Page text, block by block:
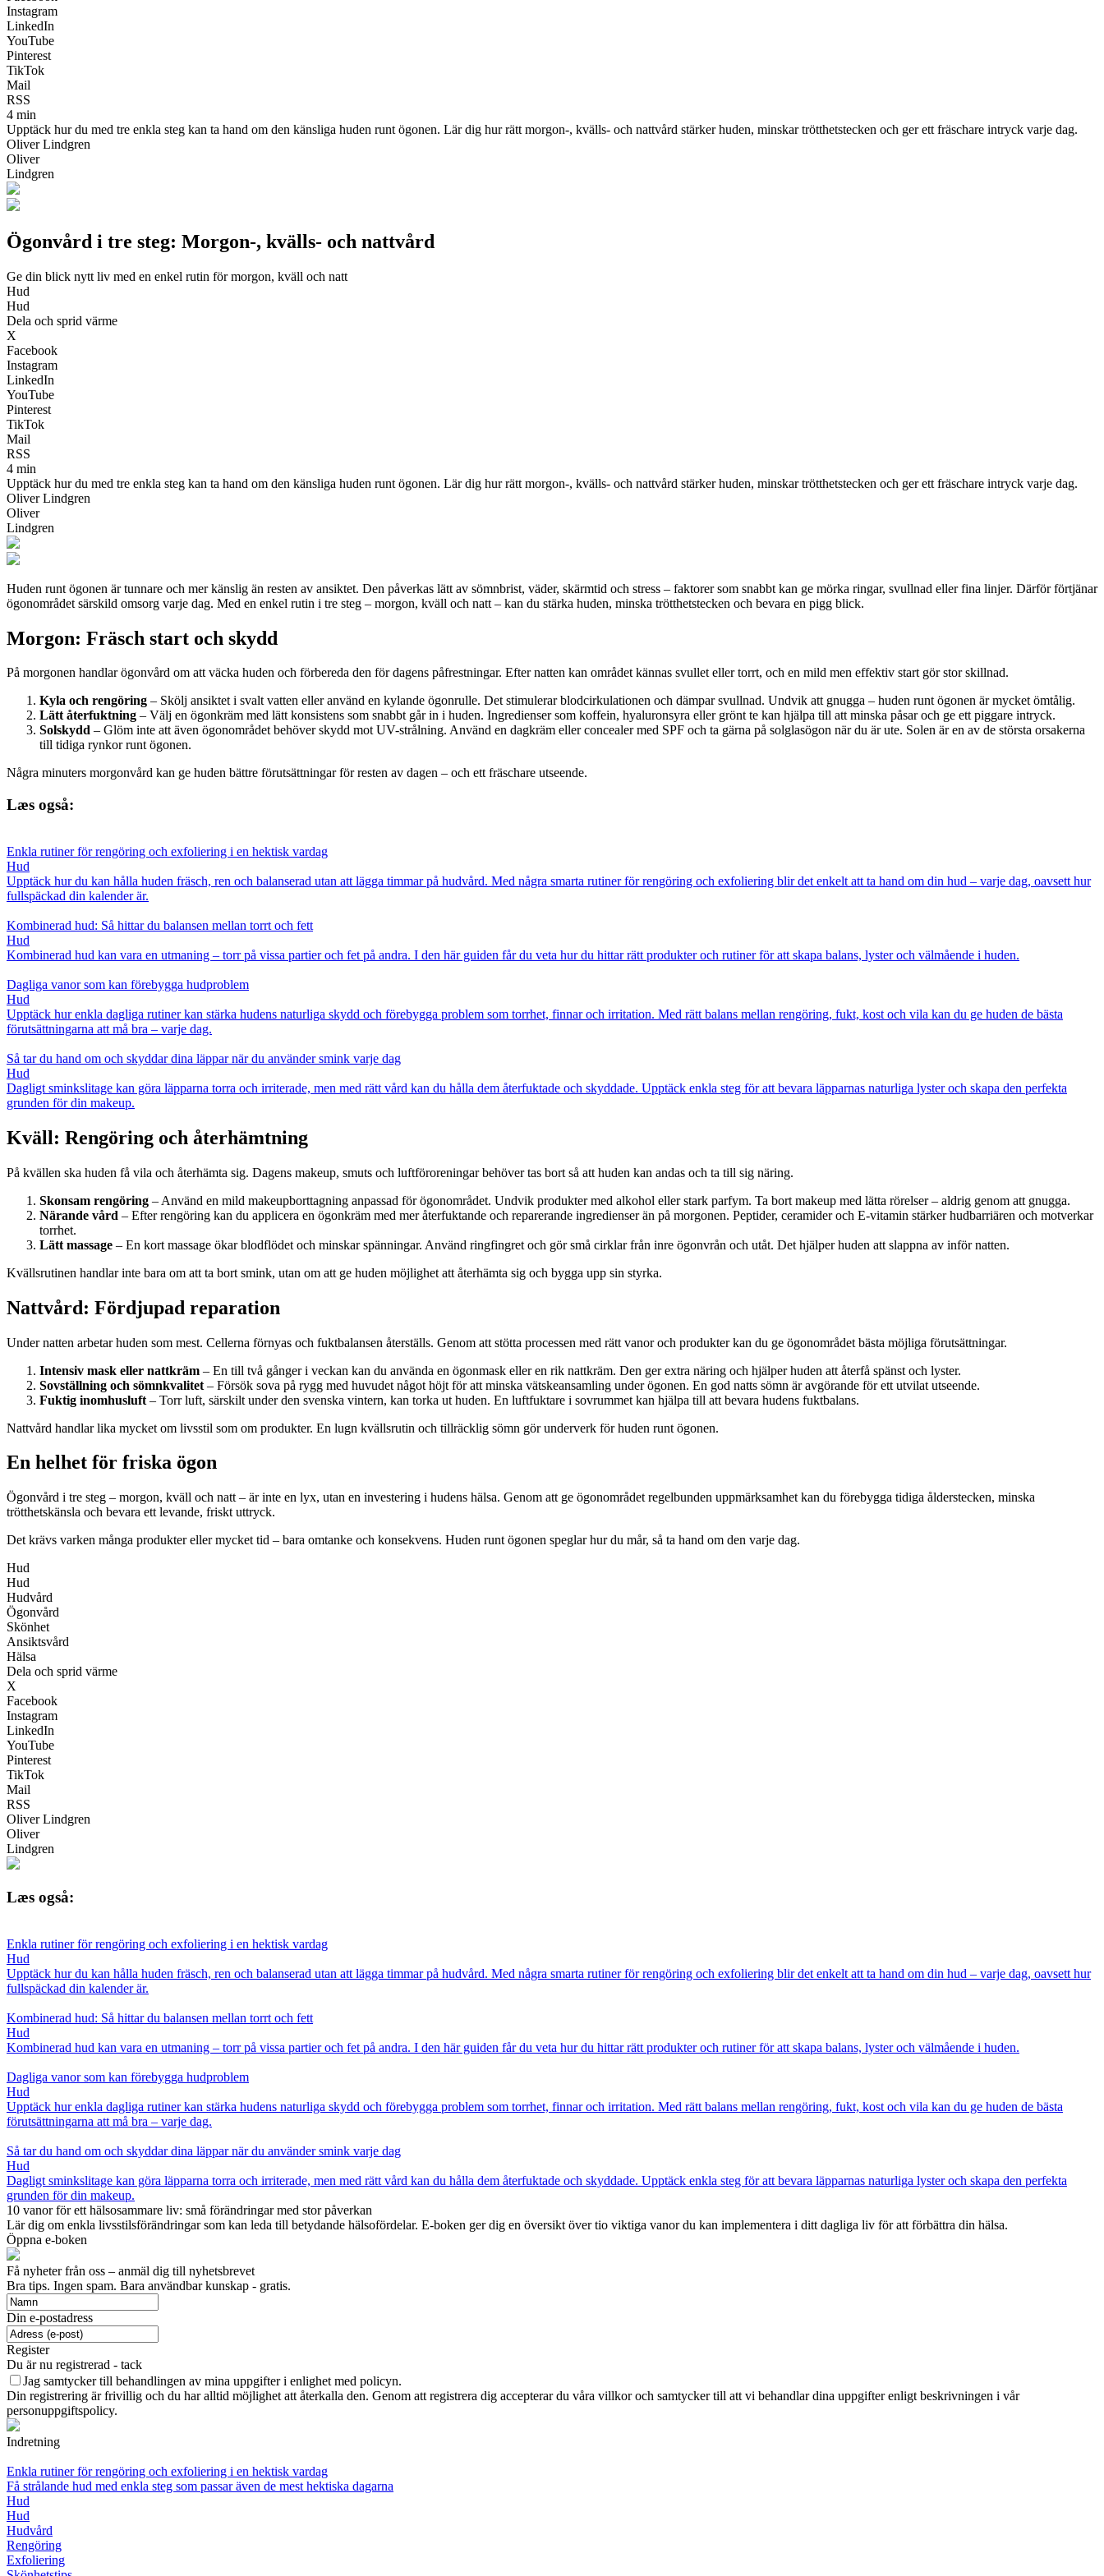
Instagram
LinkedIn
YouTube
Pinterest
TikTok
Mail
RSS
4 min
Upptäck hur du med tre enkla steg kan ta hand om den känsliga huden runt ögonen. Lär dig hur rätt morgon-, kvälls- och nattvård stärker huden, minskar trötthetstecken och ger ett fräschare intryck varje dag.
Oliver Lindgren
Oliver
Lindgren
Ögonvård i tre steg: Morgon-, kvälls- och nattvård
Ge din blick nytt liv med en enkel rutin för morgon, kväll och natt
Hud
Hud
Dela och sprid värme
X
Facebook
Instagram
LinkedIn
YouTube
Pinterest
TikTok
Mail
RSS
4 min
Upptäck hur du med tre enkla steg kan ta hand om den känsliga huden runt ögonen. Lär dig hur rätt morgon-, kvälls- och nattvård stärker huden, minskar trötthetstecken och ger ett fräschare intryck varje dag.
Oliver Lindgren
Oliver
Lindgren
Huden runt ögonen är tunnare och mer känslig än resten av ansiktet. Den påverkas lätt av sömnbrist, väder, skärmtid och stress – faktorer som snabbt kan ge mörka ringar, svullnad eller fina linjer. Därför förtjänar
ögonområdet särskild omsorg varje dag. Med en enkel rutin i tre steg – morgon, kväll och natt – kan du stärka huden, minska trötthetstecken och bevara en pigg blick.
Morgon: Fräsch start och skydd
På morgonen handlar ögonvård om att väcka huden och förbereda den för dagens påfrestningar. Efter natten kan området kännas svullet eller torrt, och en mild men effektiv start gör stor skillnad.
Kyla och rengöring – Skölj ansiktet i svalt vatten eller använd en kylande ögonrulle. Det stimulerar blodcirkulationen och dämpar svullnad. Undvik att gnugga – huden runt ögonen är mycket ömtålig.
Lätt återfuktning – Välj en ögonkräm med lätt konsistens som snabbt går in i huden. Ingredienser som koffein, hyaluronsyra eller grönt te kan hjälpa till att minska påsar och ge ett piggare intryck.
Solskydd – Glöm inte att även ögonområdet behöver skydd mot UV-strålning. Använd en dagkräm eller concealer med SPF och ta gärna på solglasögon när du är ute. Solen är en av de största orsakerna
till tidiga rynkor runt ögonen.
Några minuters morgonvård kan ge huden bättre förutsättningar för resten av dagen – och ett fräschare utseende.
Læs også:
Enkla rutiner för rengöring och exfoliering i en hektisk vardag
Hud
Upptäck hur du kan hålla huden fräsch, ren och balanserad utan att lägga timmar på hudvård. Med några smarta rutiner för rengöring och exfoliering blir det enkelt att ta hand om din hud – varje dag, oavsett hur
fullspäckad din kalender är.
Kombinerad hud: Så hittar du balansen mellan torrt och fett
Hud
Kombinerad hud kan vara en utmaning – torr på vissa partier och fet på andra. I den här guiden får du veta hur du hittar rätt produkter och rutiner för att skapa balans, lyster och välmående i huden.
Dagliga vanor som kan förebygga hudproblem
Hud
Upptäck hur enkla dagliga rutiner kan stärka hudens naturliga skydd och förebygga problem som torrhet, finnar och irritation. Med rätt balans mellan rengöring, fukt, kost och vila kan du ge huden de bästa
förutsättningarna att må bra – varje dag.
Så tar du hand om och skyddar dina läppar när du använder smink varje dag
Hud
Dagligt sminkslitage kan göra läpparna torra och irriterade, men med rätt vård kan du hålla dem återfuktade och skyddade. Upptäck enkla steg för att bevara läpparnas naturliga lyster och skapa den perfekta
grunden för din makeup.
Kväll: Rengöring och återhämtning
På kvällen ska huden få vila och återhämta sig. Dagens makeup, smuts och luftföroreningar behöver tas bort så att huden kan andas och ta till sig näring.
Skonsam rengöring – Använd en mild makeupborttagning anpassad för ögonområdet. Undvik produkter med alkohol eller stark parfym. Ta bort makeup med lätta rörelser – aldrig genom att gnugga.
Närande vård – Efter rengöring kan du applicera en ögonkräm med mer återfuktande och reparerande ingredienser än på morgonen. Peptider, ceramider och E-vitamin stärker hudbarriären och motverkar
torrhet.
Lätt massage – En kort massage ökar blodflödet och minskar spänningar. Använd ringfingret och gör små cirklar från inre ögonvrån och utåt. Det hjälper huden att slappna av inför natten.
Kvällsrutinen handlar inte bara om att ta bort smink, utan om att ge huden möjlighet att återhämta sig och bygga upp sin styrka.
Nattvård: Fördjupad reparation
Under natten arbetar huden som mest. Cellerna förnyas och fuktbalansen återställs. Genom att stötta processen med rätt vanor och produkter kan du ge ögonområdet bästa möjliga förutsättningar.
Intensiv mask eller nattkräm – En till två gånger i veckan kan du använda en ögonmask eller en rik nattkräm. Den ger extra näring och hjälper huden att återfå spänst och lyster.
Sovställning och sömnkvalitet – Försök sova på rygg med huvudet något höjt för att minska vätskeansamling under ögonen. En god natts sömn är avgörande för ett utvilat utseende.
Fuktig inomhusluft – Torr luft, särskilt under den svenska vintern, kan torka ut huden. En luftfuktare i sovrummet kan hjälpa till att bevara hudens fuktbalans.
Nattvård handlar lika mycket om livsstil som om produkter. En lugn kvällsrutin och tillräcklig sömn gör underverk för huden runt ögonen.
En helhet för friska ögon
Ögonvård i tre steg – morgon, kväll och natt – är inte en lyx, utan en investering i hudens hälsa. Genom att ge ögonområdet regelbunden uppmärksamhet kan du förebygga tidiga ålderstecken, minska
trötthetskänsla och bevara ett levande, friskt uttryck.
Det krävs varken många produkter eller mycket tid – bara omtanke och konsekvens. Huden runt ögonen speglar hur du mår, så ta hand om den varje dag.
Hud
Hud
Hudvård
Ögonvård
Skönhet
Ansiktsvård
Hälsa
Dela och sprid värme
X
Facebook
Instagram
LinkedIn
YouTube
Pinterest
TikTok
Mail
RSS
Oliver Lindgren
Oliver
Lindgren
Læs også:
Enkla rutiner för rengöring och exfoliering i en hektisk vardag
Hud
Upptäck hur du kan hålla huden fräsch, ren och balanserad utan att lägga timmar på hudvård. Med några smarta rutiner för rengöring och exfoliering blir det enkelt att ta hand om din hud – varje dag, oavsett hur
fullspäckad din kalender är.
Kombinerad hud: Så hittar du balansen mellan torrt och fett
Hud
Kombinerad hud kan vara en utmaning – torr på vissa partier och fet på andra. I den här guiden får du veta hur du hittar rätt produkter och rutiner för att skapa balans, lyster och välmående i huden.
Dagliga vanor som kan förebygga hudproblem
Hud
Upptäck hur enkla dagliga rutiner kan stärka hudens naturliga skydd och förebygga problem som torrhet, finnar och irritation. Med rätt balans mellan rengöring, fukt, kost och vila kan du ge huden de bästa
förutsättningarna att må bra – varje dag.
Så tar du hand om och skyddar dina läppar när du använder smink varje dag
Hud
Dagligt sminkslitage kan göra läpparna torra och irriterade, men med rätt vård kan du hålla dem återfuktade och skyddade. Upptäck enkla steg för att bevara läpparnas naturliga lyster och skapa den perfekta
grunden för din makeup.
10 vanor för ett hälsosammare liv: små förändringar med stor påverkan
Lär dig om enkla livsstilsförändringar som kan leda till betydande hälsofördelar. E-boken ger dig en översikt över tio viktiga vanor du kan implementera i ditt dagliga liv för att förbättra din hälsa.
Öppna e-boken
Få nyheter från oss – anmäl dig till nyhetsbrevet
Bra tips. Ingen spam. Bara användbar kunskap - gratis.
Din e-postadress
Register
Du är nu registrerad - tack
Jag samtycker till behandlingen av mina uppgifter i enlighet med policyn.
Din registrering är frivillig och du har alltid möjlighet att återkalla den. Genom att registrera dig accepterar du våra villkor och samtycker till att vi behandlar dina uppgifter enligt beskrivningen i vår
personuppgiftspolicy.
Indretning
Enkla rutiner för rengöring och exfoliering i en hektisk vardag
Få strålande hud med enkla steg som passar även de mest hektiska dagarna
Hud
Hud
Hudvård
Rengöring
Exfoliering